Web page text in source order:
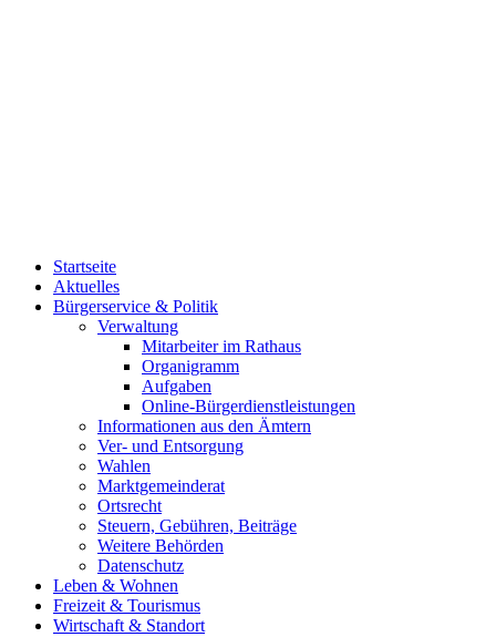
Startseite
Aktuelles
Bürgerservice & Politik
Verwaltung
Mitarbeiter im Rathaus
Organigramm
Aufgaben
Online-Bürgerdienstleistungen
Informationen aus den Ämtern
Ver- und Entsorgung
Wahlen
Marktgemeinderat
Ortsrecht
Steuern, Gebühren, Beiträge
Weitere Behörden
Datenschutz
Leben & Wohnen
Freizeit & Tourismus
Wirtschaft & Standort